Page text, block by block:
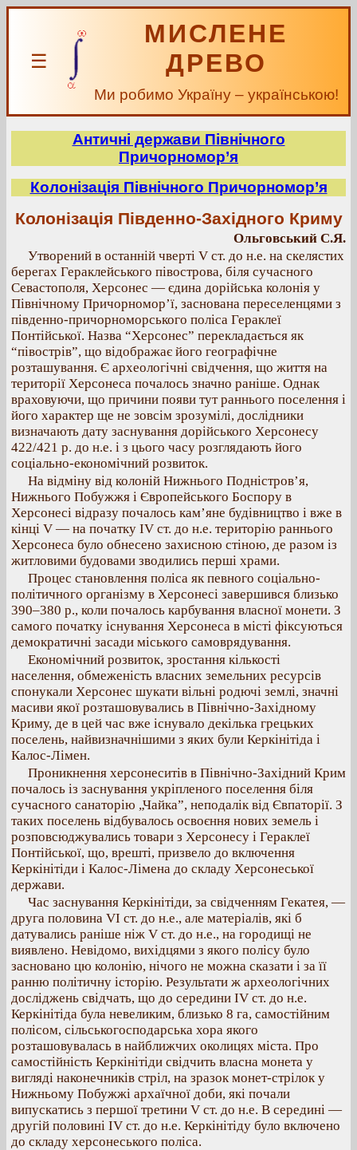
☰
МИСЛЕНЕ
ДРЕВО
Ми робимо Україну – українською!
Античні держави Північного
Причорномор’я
Колонізація Північного Причорномор’я
Колонізація Південно-Західного Криму
Ольговський С.Я.
Утворений в останній чверті V ст. до н.е. на скелястих
берегах Гераклейського півострова, біля сучасного
Севастополя, Херсонес — єдина дорійська колонія у
Північному Причорномор’ї, заснована переселенцями з
південно-причорноморського поліса Гераклеї
Понтійської. Назва “Херсонес” перекладається як
“півострів”, що відображає його географічне
розташування. Є археологічні свідчення, що життя на
території Херсонеса почалось значно раніше. Однак
враховуючи, що причини появи тут раннього поселення і
його характер ще не зовсім зрозумілі, дослідники
визначають дату заснування дорійського Херсонесу
422/421 р. до н.е. і з цього часу розглядають його
соціально-економічний розвиток.
На відміну від колоній Нижнього Подністров’я,
Нижнього Побужжя і Європейського Боспору в
Херсонесі відразу почалось кам’яне будівництво і вже в
кінці V — на початку IV ст. до н.е. територію раннього
Херсонеса було обнесено захисною стіною, де разом із
житловими будовами зводились перші храми.
Процес становлення поліса як певного соціально-
політичного організму в Херсонесі завершився близько
390–380 р., коли почалось карбування власної монети. З
самого початку існування Херсонеса в місті фіксуються
демократичні засади міського самоврядування.
Економічний розвиток, зростання кількості
населення, обмеженість власних земельних ресурсів
спонукали Херсонес шукати вільні родючі землі, значні
масиви якої розташовувались в Північно-Західному
Криму, де в цей час вже існувало декілька грецьких
поселень, найвизначнішими з яких були Керкінітіда і
Калос-Лімен.
Проникнення херсонеситів в Північно-Західний Крим
почалось із заснування укріпленого поселення біля
сучасного санаторію „Чайка”, неподалік від Євпаторії. З
таких поселень відбувалось освоєння нових земель і
розповсюджувались товари з Херсонесу і Гераклеї
Понтійської, що, врешті, призвело до включення
Керкінітіди і Калос-Лімена до складу Херсонеської
держави.
Час заснування Керкінітіди, за свідченням Гекатея, —
друга половина VI ст. до н.е., але матеріалів, які б
датувались раніше ніж V ст. до н.е., на городищі не
виявлено. Невідомо, вихідцями з якого полісу було
засновано цю колонію, нічого не можна сказати і за її
ранню політичну історію. Результати ж археологічних
досліджень свідчать, що до середини IV ст. до н.е.
Керкінітіда була невеликим, близько 8 га, самостійним
полісом, сільськогосподарська хора якого
розташовувалась в найближчих околицях міста. Про
самостійність Керкінітіди свідчить власна монета у
вигляді наконечників стріл, на зразок монет-стрілок у
Нижньому Побужжі архаїчної доби, які почали
випускатись з першої третини V ст. до н.е. В середині —
другій половині IV ст. до н.е. Керкінітіду було включено
до складу херсонеського поліса.